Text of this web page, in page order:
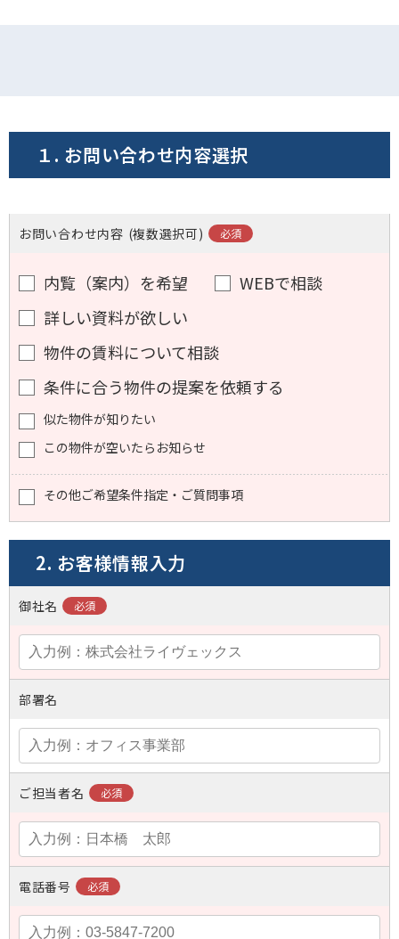
１. お問い合わせ内容選択
お問い合わせ内容 (複数選択可)
内覧（案内）を希望
WEBで相談
詳しい資料が欲しい
物件の賃料について相談
条件に合う物件の提案を依頼する
似た物件が知りたい
この物件が空いたらお知らせ
その他ご希望条件指定・ご質問事項
2. お客様情報入力
御社名
部署名
ご担当者名
電話番号